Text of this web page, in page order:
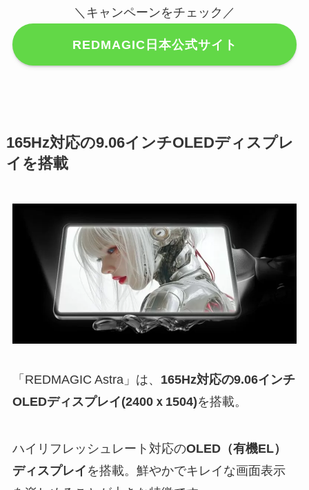
＼キャンペーンをチェック／
REDMAGIC日本公式サイト
165Hz対応の9.06インチOLEDディスプレ
イを搭載
「REDMAGIC Astra」は、 165Hz対応の9.06インチ
OLEDディスプレイ(2400ｘ1504)を搭載。
ハイリフレッシュレート対応のOLED（有機EL）
ディスプレイ を搭載。鮮やかでキレイな画面表示